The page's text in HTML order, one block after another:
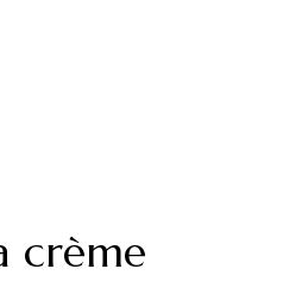
crème